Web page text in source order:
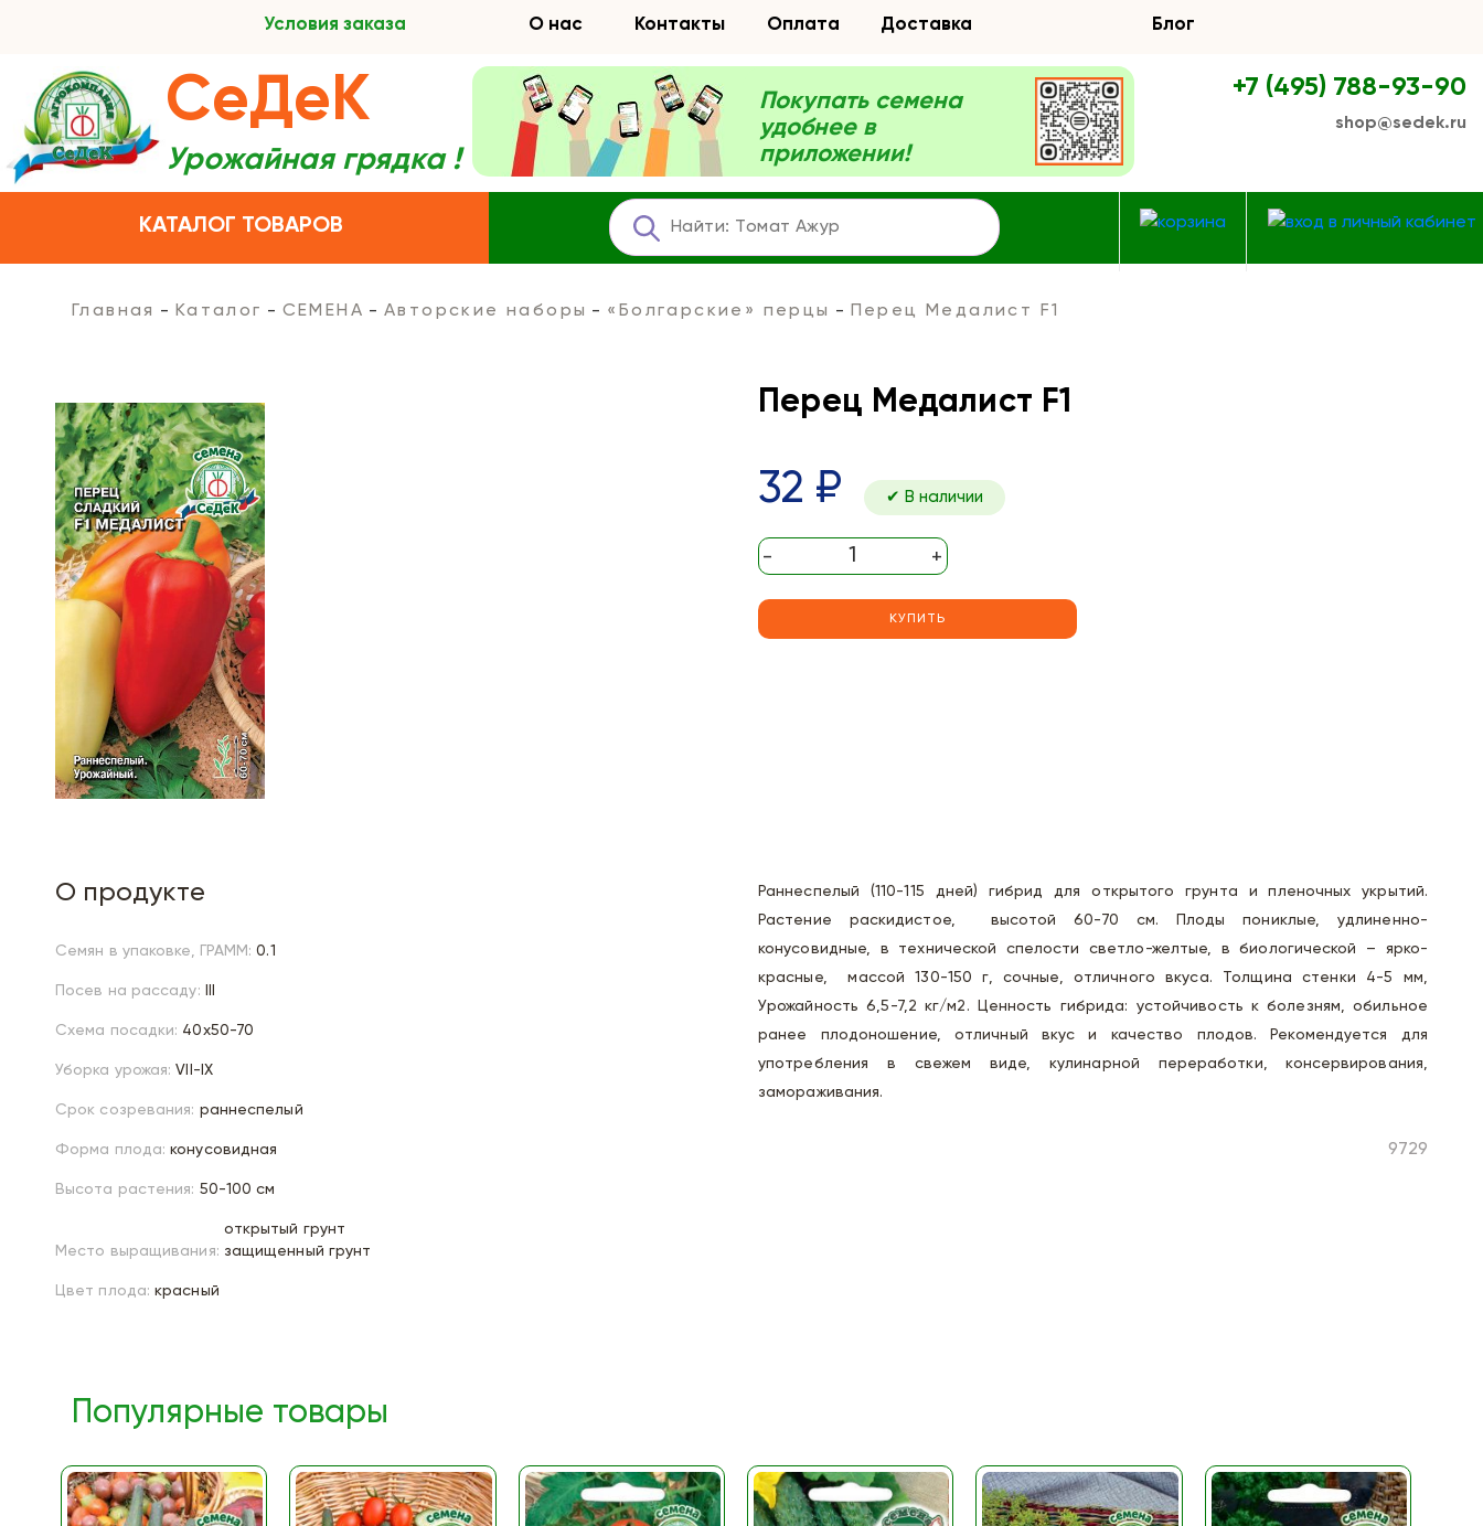
Условия заказа О нас Контакты Оплата Доставка Блог
КАТАЛОГ ТОВАРОВ
СеДеК
Урожайная грядка !
Покупать семена
удобнее в
приложении!
+7 (495) 788-93-90
shop@sedek.ru
Главная Каталог СЕМЕНА Авторские наборы «Болгарские» перцы Перец Медалист F1
Перец Медалист F1
32 ₽ ✔ В наличии
- +
КУПИТЬ
О продукте
Семян в упаковке, ГРАММ: 0.1
Посев на рассаду:
Схема посадки: 40х50-70
Уборка урожая: VII-IX
Срок созревания: раннеспелый
Форма плода: конусовидная
Высота растения: 50-100 см
Место выращивания:
открытый грунт
защищенный грунт
Цвет плода: красный
Раннеспелый (110-115 дней) гибрид для открытого грунта и пленочных укрытий.
Растение раскидистое, высотой 60-70 см. Плоды пониклые, удлиненно-
конусовидные, в технической спелости светло-желтые, в биологической – ярко-
красные, массой 130-150 г, сочные, отличного вкуса. Толщина стенки 4-5 мм,
Урожайность 6,5-7,2 кг/м2. Ценность гибрида: устойчивость к болезням, обильное
ранее плодоношение, отличный вкус и качество плодов. Рекомендуется для
употребления в свежем виде, кулинарной переработки, консервирования,
замораживания.
9729
Популярные товары